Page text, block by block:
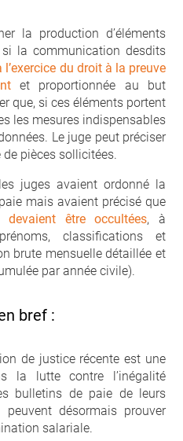
la production d’éléments
la communication desdits
l’exercice du droit à la preuve
et proportionnée au but
que, si ces éléments portent
les mesures indispensables
Le juge peut préciser
pièces sollicitées.
juges avaient ordonné la
mais avaient précisé que
devaient être occultées, à
classifications et
brute mensuelle détaillée et
par année civile).
bref :
de justice récente est une
la lutte contre l’inégalité
bulletins de paie de leurs
désormais prouver
salariale.